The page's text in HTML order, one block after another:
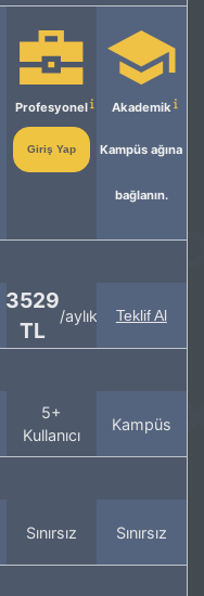
Profesyonel
Giriş Yap
Akademik
Kampüs ağına
bağlanın.
3529
TL
/aylık Teklif Al
5+
Kullanıcı
Kampüs
Sınırsız Sınırsız